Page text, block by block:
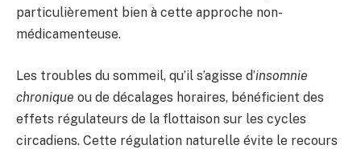
particulièrement bien à cette approche non-
médicamenteuse.
Les troubles du sommeil, qu’il s’agisse d’insomnie
chronique ou de décalages horaires, bénéficient des
effets régulateurs de la flottaison sur les cycles
circadiens. Cette régulation naturelle évite le recours